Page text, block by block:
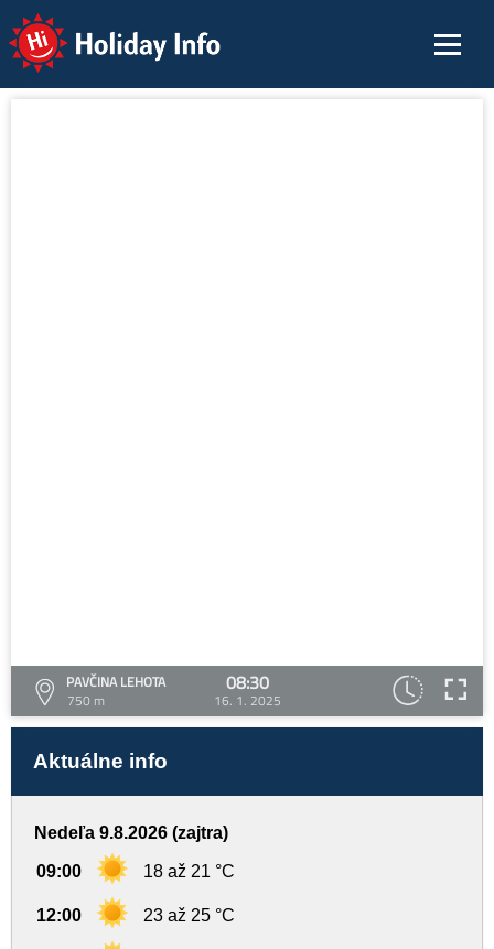
Holiday Info
PAVČINA LEHOTA
750 m
08:30
16. 1. 2025
Aktuálne info
Nedeľa 9.8.2026 (zajtra)
09:00 18 až 21 °C
12:00 23 až 25 °C